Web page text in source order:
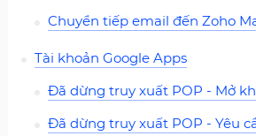
Chuyển tiếp email đến Zoho
Tài khoản Google Apps
Đã dừng truy xuất POP - Mở
Đã dừng truy xuất POP - Yêu